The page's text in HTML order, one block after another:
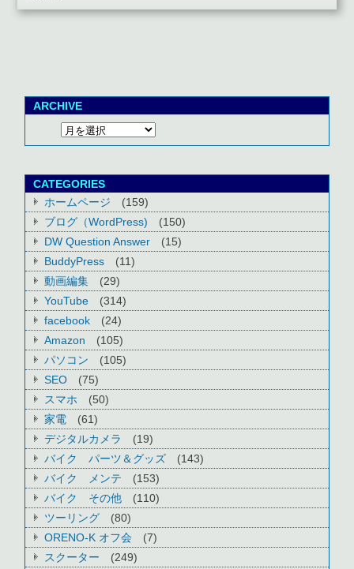
ARCHIVE
CATEGORIES
ホームページ
(159)
ブログ（WordPress)
(150)
DW Question Answer
(15)
BuddyPress
(11)
動画編集
(29)
YouTube
(314)
facebook
(24)
Amazon
(105)
パソコン
(105)
SEO
(75)
スマホ
(50)
家電
(61)
デジタルカメラ
(19)
バイク パーツ＆グッズ
(143)
バイク メンテ
(153)
バイク その他
(110)
ツーリング
(80)
ORENO-K オフ会
(7)
スクーター
(249)